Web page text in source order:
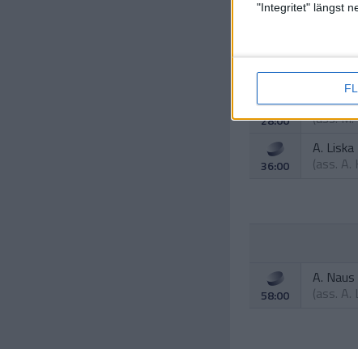
"Integritet" längst
F.
28:00
S.
(ass.M.
36:00
A. Liska
(ass. A.
58:00
A. Naus
(ass. A.